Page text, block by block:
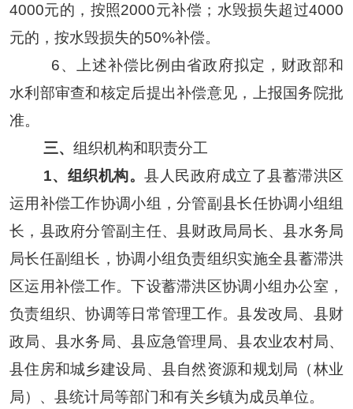
4000元的，按照2000元补偿；水毁损失超过4000
元的，按水毁损失的50%补偿。
6、
上述补偿比例 由省政府拟定， 财政部和
水利部审查和核定后提出补偿意见，上报国务院批
准。
三、 组织机构和职责分工
1、组织机构。县 人民政府成立了县蓄滞洪区
运用补偿工作协调小组，分管副县长任协调小组组
长， 县政府分管副 主任、县财政局局长、县水务局
局长任副组长， 协调小组负责组织实施全县蓄滞洪
区运用补偿工作。下设蓄滞洪区协调小组 办公室，
负责组织、协调等日常管理工作。县发改局、县财
政局、 县水务局、县应急管理局、县农业农村局、
县住房和城乡建设局、 县自然资源和规划局（林业
局） 、 县统计局等部门和有关乡镇为成员单位。